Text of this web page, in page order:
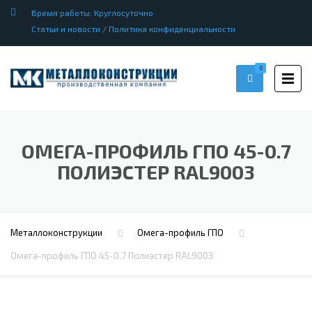
Время работы: Круглосуточно
Статьи и новости / Политика конфиденциальности
0
ОМЕГА-ПРОФИЛЬ ГПО 45-0.7
ПОЛИЭСТЕР RAL9003
Металлоконструкции Омега-профиль ГПО
Омега-профиль ГПО 45-0.7 Полиэстер RAL9003